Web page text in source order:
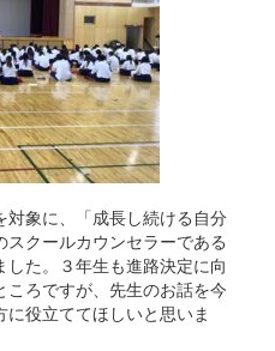
対象に、「成長し続ける自分
クールカウンセラーである
た。３年生も進路決定に向
ろですが、先生のお話を今
役立ててほしいと思いま